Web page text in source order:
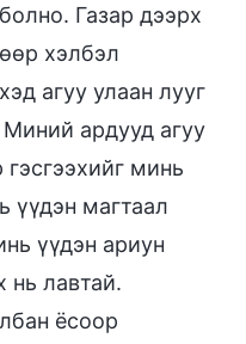
Газар дээрх
хэлбэл
агуу улаан лууг
ардууд агуу
минь
үүдэн магтаал
үүдэн ариун
нь лавтай.
ёсоор